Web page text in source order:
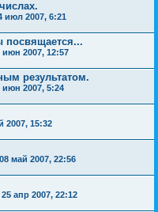
июл 2007, 6:21
посвящается...
июн 2007, 12:57
результатом.
июн 2007, 5:24
2007, 15:32
май 2007, 22:56
апр 2007, 22:12